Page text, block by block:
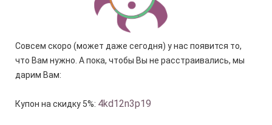
Совсем скоро (может даже сегодня) у нас появится то,
что Вам нужно. А пока, чтобы Вы не расстраивались, мы
дарим Вам:
Купон на скидку 5%: 4kd12n3p19